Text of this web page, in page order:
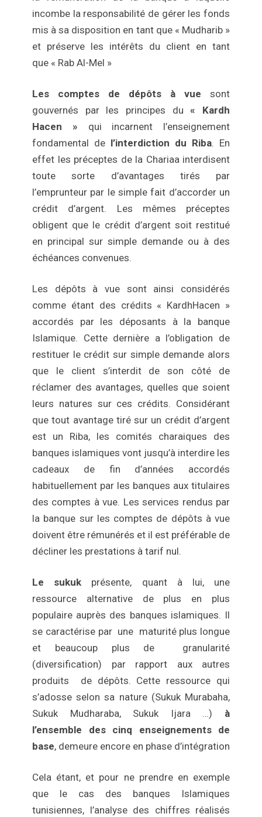
incombe la responsabilité de gérer les fonds
mis à sa disposition en tant que « Mudharib »
et préserve les intérêts du client en tant
que « Rab Al-Mel »
Les comptes de dépôts à vue sont
gouvernés par les principes du« Kardh
Hacen » qui incarnent l’enseignement
fondamental de l’interdiction du Riba. En
effet les préceptes de la Chariaa interdisent
toute sorte d’avantages tirés par
l’emprunteur par le simple fait d’accorder un
crédit d’argent. Les mêmes préceptes
obligent que le crédit d’argent soit restitué
en principal sur simple demande ou à des
échéances convenues.
Les dépôts à vue sont ainsi considérés
comme étant des crédits « KardhHacen »
accordés par les déposants à la banque
Islamique. Cette dernière a l’obligation de
restituer le crédit sur simple demande alors
que le client s’interdit de son côté de
réclamer des avantages, quelles que soient
leurs natures sur ces crédits. Considérant
que tout avantage tiré sur un crédit d’argent
est un Riba, les comités charaiques des
banques islamiques vont jusqu’à interdire les
cadeaux de fin d’années accordés
habituellement par les banques aux titulaires
des comptes à vue. Les services rendus par
la banque sur les comptes de dépôts à vue
doivent être rémunérés et il est préférable de
décliner les prestations à tarif nul.
Le sukuk présente, quant à lui, une
ressource alternative de plus en plus
populaire auprès des banques islamiques. Il
se caractérise par une maturité plus longue
et beaucoup plus de granularité
(diversification) par rapport aux autres
produits de dépôts. Cette ressource qui
s’adosse selon sa nature (Sukuk Murabaha,
Sukuk Mudharaba, Sukuk Ijara …) à
l’ensemble des cinq enseignements de
base, demeure encore en phase d’intégration
Cela étant, et pour ne prendre en exemple
que le cas des banques Islamiques
tunisiennes, l’analyse des chiffres réalisés